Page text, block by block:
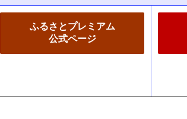
ふるさとプレミアム
公式ページ